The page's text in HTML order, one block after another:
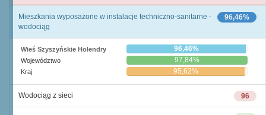
96,46%
Mieszkania wyposażone w instalacje techniczno-sanitarne -
wodociąg
Wieś Szyszyńskie Holendry 96,46%
Województwo 97,84%
Kraj 95,62%
96
Wodociąg z sieci